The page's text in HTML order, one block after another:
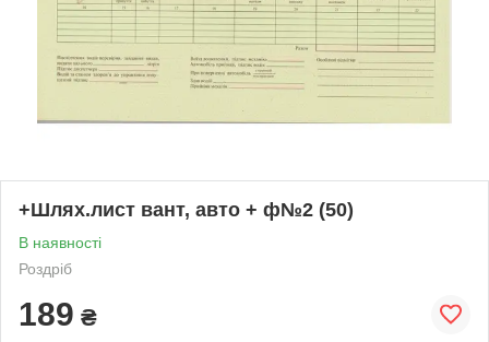
+Шлях.лист вант, авто + ф№2 (50)
В наявності
Роздріб
189 ₴